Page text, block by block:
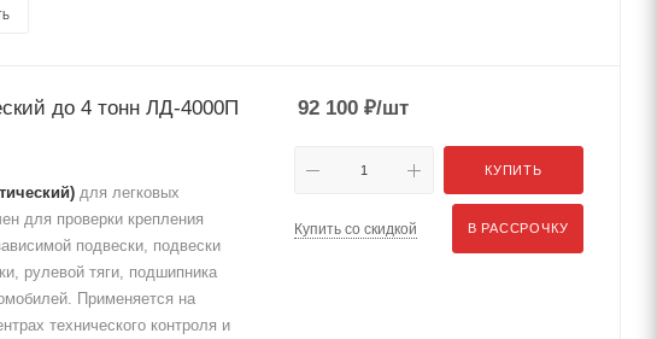
до 4 тонн ЛД-4000П
для легковых
для проверки крепления
подвески, подвески
рулевой тяги, подшипника
Применяется на
технического контроля и
92 100 ₽/шт
КУПИТЬ
Купить со скидкой В РАССРОЧКУ